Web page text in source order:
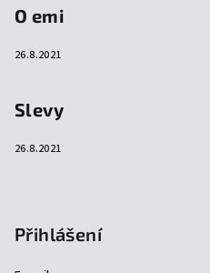
O emi
26.8.2021
Slevy
26.8.2021
Přihlášení